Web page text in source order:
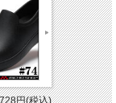
円(税込)